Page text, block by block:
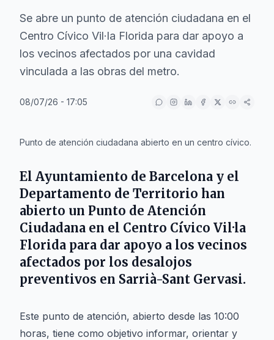
Se abre un punto de atención ciudadana en el
Centro Cívico Vil·la Florida para dar apoyo a
los vecinos afectados por una cavidad
vinculada a las obras del metro.
08/07/26 - 17:05
Punto de atención ciudadana abierto en un centro cívico.
El Ayuntamiento de Barcelona y el
Departamento de Territorio han
abierto un Punto de Atención
Ciudadana en el Centro Cívico Vil·la
Florida para dar apoyo a los vecinos
afectados por los desalojos
preventivos en Sarrià-Sant Gervasi.
Este punto de atención, abierto desde las 10:00
horas, tiene como objetivo informar, orientar y